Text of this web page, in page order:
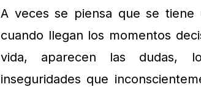
A veces se piensa que se tiene
cuando llegan los momentos
vida, aparecen las dudas,
inseguridades que